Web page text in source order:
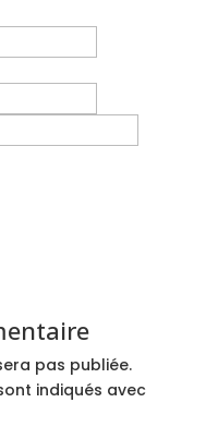
pas publiée.
indiqués avec